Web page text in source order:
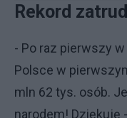
Rekord
- Po raz pierwszy
Polsce w
mln 62 tys. osób.
narodem! Dziękuję